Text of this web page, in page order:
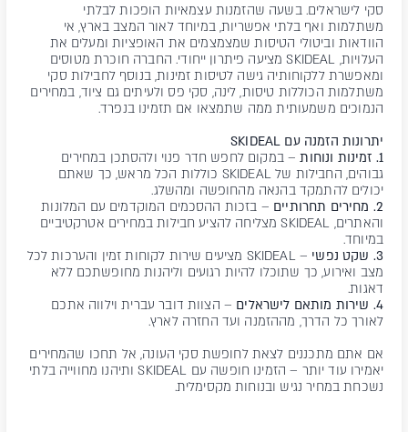
סקי לישראלים. בשעה שהזמנות עצמאיות הופכות לבלתי
משתלמות ואף בלתי אפשריות, במיוחד לאור המצב בארץ, אי
הוודאות וביטולי הטיסות שמצמצמים את האופציות ומעלים את
העלויות, SKIDEAL מציעה פיתרון ייחודי. החברה חוכרת מטוסים
ומאפשרת ללקוחותיה גישה לטיסות זמינות, בנוסף לחבילות סקי
משתלמות הכוללות טיסות, לינה, סקי פס ולעיתים גם ציוד, במחירים
הנמוכים משמעותית ממה שתמצאו אם תזמינו בנפרד.
יתרונות הזמנה עם SKIDEAL
1. זמינות ונוחות
– במקום לחפש חדר פנוי ולהסתכן במחירים
גבוהים, החבילות של SKIDEAL כוללות הכל מראש, כך שאתם
יכולים להתמקד בהנאה מהחופשה ומהשלג.
2. מחירים תחרותיים
– בזכות ההסכמים המוקדמים עם המלונות
והאתרים, SKIDEAL מצליחה להציע חבילות במחירים אטרקטיביים
במיוחד.
3. שקט נפשי
– SKIDEAL מציעים שירות לקוחות זמין והערכות לכל
מצב ואירוע, כך שתוכלו להיות רגועים וליהנות מחופשתכם ללא
דאגות.
4. שירות מותאם לישראלים
– הצוות דובר עברית וילווה אתכם
לאורך כל הדרך, מההזמנה ועד החזרה לארץ.
אם אתם מתכננים לצאת לחופשת סקי העונה, אל תחכו שהמחירים
יאמירו עוד יותר – הזמינו חופשה עם SKIDEAL ותיהנו מחווייה בלתי
נשכחת במחיר נגיש ובנוחות מקסימלית.